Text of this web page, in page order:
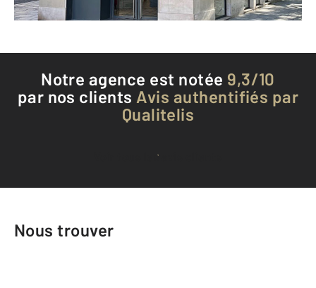
Téléphoner à l'agence
Notre agence est notée 9,3/10
par nos clients Avis authentifiés par
Qualitelis
Voir tous les avis clients
Nous trouver